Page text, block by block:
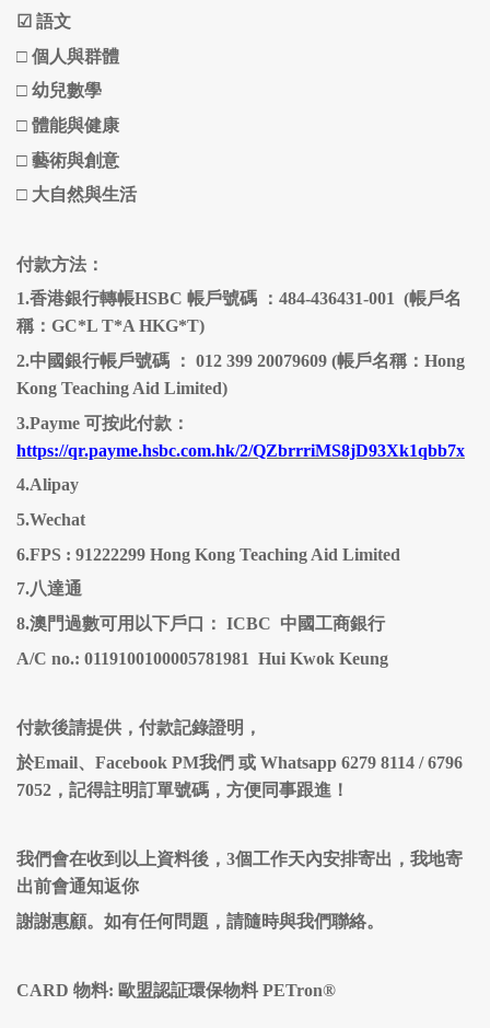
☑ 語文
□ 個人與群體
□ 幼兒數學
□ 體能與健康
□ 藝術與創意
□ 大自然與生活
付款方法：
1.香港銀行轉帳HSBC 帳戶號碼 ：484-436431-001 (帳戶名
稱：GC*L T*A HKG*T)
2.中國銀行帳戶號碼 ： 012 399 20079609 (帳戶名稱：Hong
Kong Teaching Aid Limited)
3.Payme 可按此付款：
https://qr.payme.hsbc.com.hk/2/QZbrrriMS8jD93Xk1qbb7x
4.Alipay
5.Wechat
6.FPS : 91222299 Hong Kong Teaching Aid Limited
7.八達通
8.澳門過數可用以下戶口： ICBC 中國工商銀行
A/C no.: 0119100100005781981 Hui Kwok Keung
付款後請提供，付款記錄證明，
於Email、Facebook PM我們 或 Whatsapp 6279 8114 / 6796
7052，記得註明訂單號碼，方便同事跟進！
我們會在收到以上資料後， 3個工作天內安排寄出，我地寄
出前會通知返你
謝謝惠顧。如有任何問題，請隨時與我們聯絡。
CARD 物料: 歐盟認証環保物料 PETron®